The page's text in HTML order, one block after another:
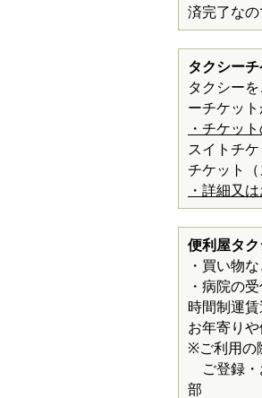
済完了な
タクシー
タクシー
ーチケッ
・チケッ
スイトチ
チケット
・詳細又
便利屋タ
・買い物
・病院の
時間制運
お年寄り
※ご利用の
ご登録・
部